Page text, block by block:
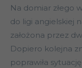
Na domiar złego
do ligi angielskiej
założona przez
Dopiero kolejna
poprawiła